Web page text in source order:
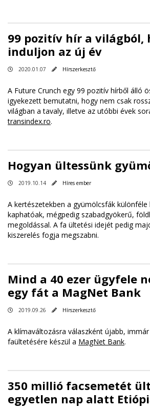
99 pozitív hír a világból,
induljon az új év
2020.01.07 Hírszerkesztő
A Future Crunch egy 99 pozitív hírből álló
igyekezett bemutatni, hogy nem csak
világban a tavaly, illetve az utóbbi évek
transindex.ro.
Hogyan ültessünk
2019.10.14 Híres ember
A kertészetekben a gyümölcsfák különféle
kaphatóak, mégpedig szabadgyökerű,
megoldással. A fa ültetési idejét pedig
kiszerelés fogja megszabni.
Mind a 40 ezer ügyfele
egy fát a MagNet Bank
2019.09.26 Hírszerkesztő
A klímaváltozásra válaszként újabb,
faültetésére készül a MagNet Bank.
350 millió facsemetét
egyetlen nap alatt